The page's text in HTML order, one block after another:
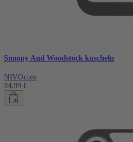
Snoopy And Woodstock kuscheln
NIVOcore
34,99 €